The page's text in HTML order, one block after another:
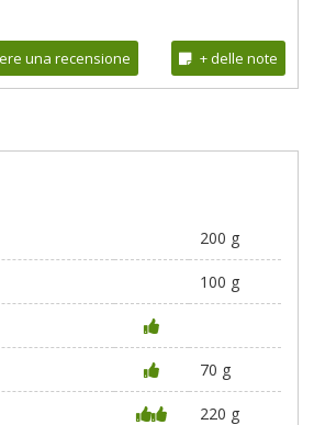
una recensione + delle note
200 g
100 g
70 g
220 g